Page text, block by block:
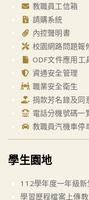
教職員工信箱
請購系統
內控聲明書
校園網路問題報
ODF文件應用工
資通安全管理
職業安全衛生
捐款芳名錄及同
電話分機號碼一
教職員汽機車停
學生園地
112學年度一年級新
學習歷程檔案上傳